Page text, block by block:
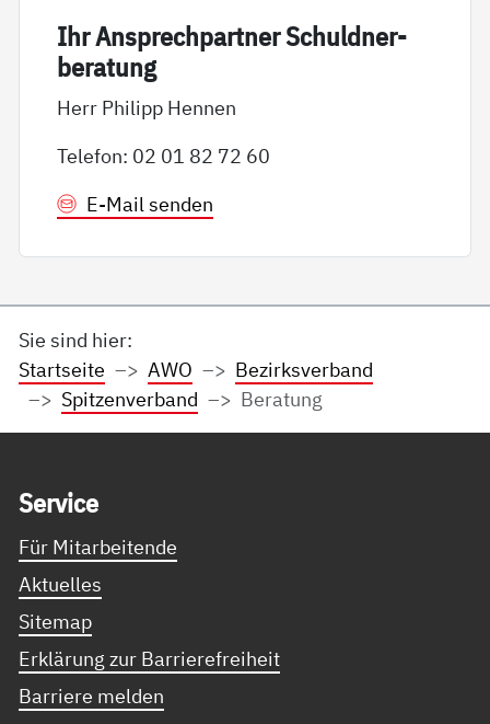
Ihr An­sp­rech­part­ner Schuld­ner­
be­ra­tung
Herr Philipp Hennen
Telefon: 02 01 82 72 60
E-Mail senden
Sie sind hier:
Startseite
AWO
Bezirksverband
Spitzenverband
Beratung
Ser­vice
Für Mitarbeitende
Aktuelles
Sitemap
Erklärung zur Barrierefreiheit
Barriere melden